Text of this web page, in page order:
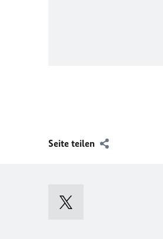
Seite teilen